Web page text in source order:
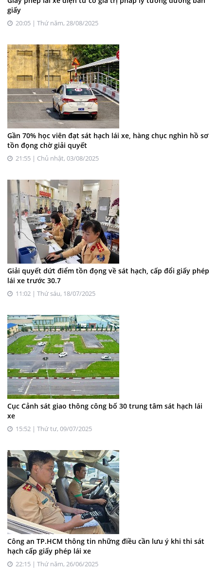
giấy
20:05 | Thứ năm, 28/08/2025
Gần 70% học viên đạt sát hạch lái xe, hàng chục nghìn hồ sơ
tồn đọng chờ giải quyết
21:55 | Chủ nhật, 03/08/2025
Giải quyết dứt điểm tồn đọng về sát hạch, cấp đổi giấy phép
lái xe trước 30.7
11:02 | Thứ sáu, 18/07/2025
Cục Cảnh sát giao thông công bố 30 trung tâm sát hạch lái
xe
15:52 | Thứ tư, 09/07/2025
Công an TP.HCM thông tin những điều cần lưu ý khi thi sát
hạch cấp giấy phép lái xe
22:15 | Thứ năm, 26/06/2025